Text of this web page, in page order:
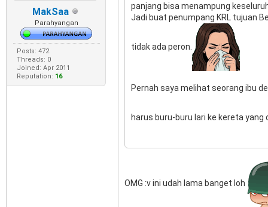
MakSaa
Parahyangan
Posts: 472
Threads: 0
Joined: Apr 2011
Reputation: 16
panjang bisa menampung
Jadi buat penumpang KRL tujuan
tidak ada peron.
Pernah saya melihat seorang ibu
harus buru-buru lari ke kereta
OMG :v ini udah lama banget loh